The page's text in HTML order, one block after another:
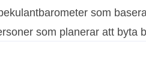
som
som planerar att byta